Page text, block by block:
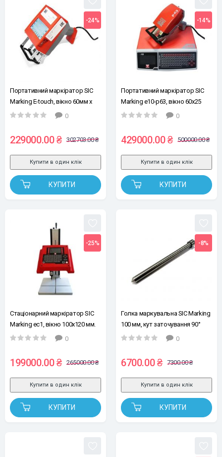
-24%
Портативний маркіратор SIC
Marking E-touch, вікно 60мм х
25мм, кабель 5м
0
229000.00 ₴ 302703.00 ₴
КУПИТИ
Купити в один клік
-14%
Портативний маркіратор SIC
Marking e10-p63, вікно 60x25
мм, кабель 7.5 м
0
429000.00 ₴ 500000.00 ₴
КУПИТИ
Купити в один клік
-25%
Стаціонарний маркіратор SIC
Marking ec1, вікно 100x120 мм.
0
199000.00 ₴ 265000.00 ₴
КУПИТИ
Купити в один клік
-8%
Голка маркувальна SIC Marking
100 мм, кут заточування 90°
0
6700.00 ₴ 7300.00 ₴
КУПИТИ
Купити в один клік